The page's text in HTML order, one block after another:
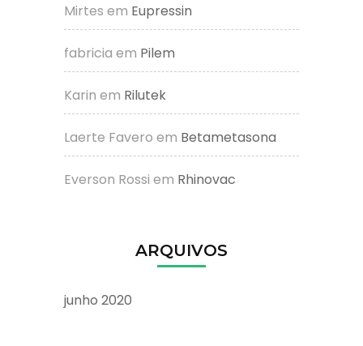
Mirtes em Eupressin
fabricia em Pilem
Karin em Rilutek
Laerte Favero em Betametasona
Everson Rossi em Rhinovac
ARQUIVOS
junho 2020